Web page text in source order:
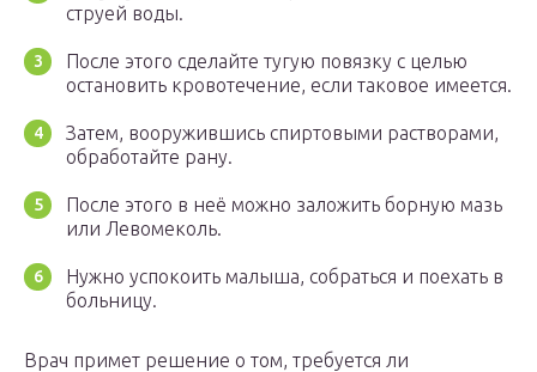
струей воды.
После этого сделайте тугую повязку с целью
остановить кровотечение, если таковое имеется.
Затем, вооружившись спиртовыми растворами,
обработайте рану.
После этого в неё можно заложить борную мазь
или Левомеколь.
Нужно успокоить малыша, собраться и поехать в
больницу.
Врач примет решение о том, требуется ли